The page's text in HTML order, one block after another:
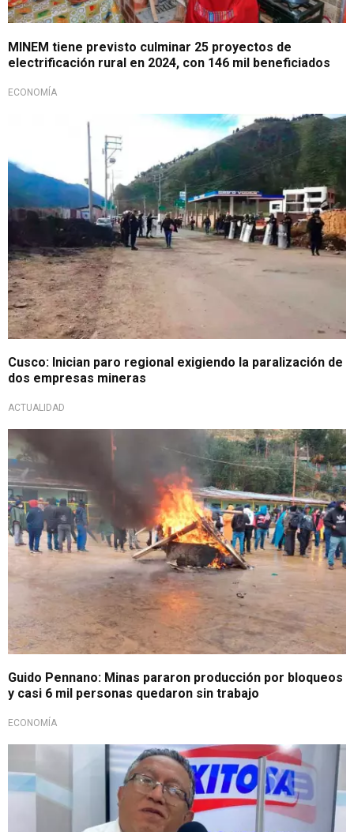
MINEM tiene previsto culminar 25 proyectos de
electrificación rural en 2024, con 146 mil beneficiados
ECONOMÍA
Reanudación de jornada de protestas
Cusco: Inician paro regional exigiendo la paralización de
dos empresas mineras
ACTUALIDAD
Consecuencias de protestas
Guido Pennano: Minas pararon producción por bloqueos
y casi 6 mil personas quedaron sin trabajo
ECONOMÍA